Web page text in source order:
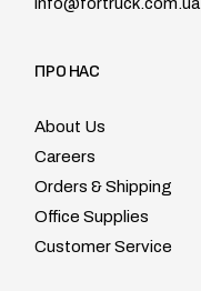
ПРО НАС
About Us
Careers
Orders & Shipping
Office Supplies
Customer Service